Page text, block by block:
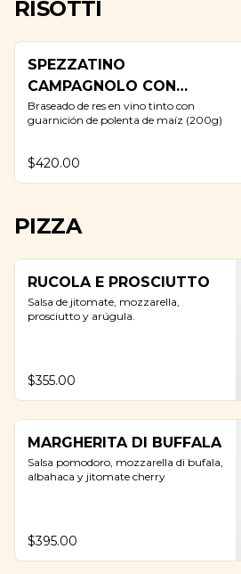
RISOTTI
SPEZZATINO
CAMPAGNOLO CON
POLENTA
Braseado de res en vino tinto con
guarnición de polenta de maíz (200g)
$420.00
PIZZA
RUCOLA E PROSCIUTTO
Salsa de jitomate, mozzarella,
prosciutto y arúgula.
$355.00
MARGHERITA DI BUFFALA
Salsa pomodoro, mozzarella di bufala,
albahaca y jitomate cherry
$395.00